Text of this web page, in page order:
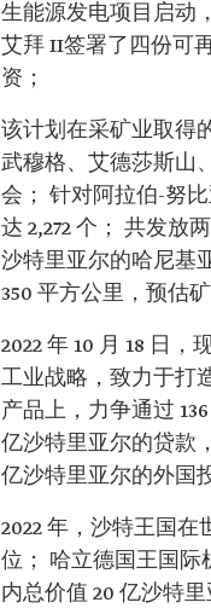
生能源发电项目启动
艾拜 II签署了四份可
资；
该计划在采矿业取得
武穆格、艾德莎斯山
会； 针对阿拉伯-努
达 2,272 个； 共发放
沙特里亚尔的哈尼基
350 平方公里，预估
2022 年 10 月 18 日，
工业战略，致力于打
产品上，力争通过
亿沙特里亚尔的贷款
亿沙特里亚尔的外国
2022 年，沙特王国在
位； 哈立德国王国际
内总价值 20 亿沙特